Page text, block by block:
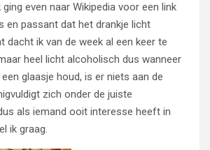
even naar Wikipedia voor een link
en passant dat het drankje licht
dacht ik van de week al een keer te
heel licht alcoholisch dus wanneer
glaasje houd, is er niets aan de
zich onder de juiste
als iemand ooit interesse heeft in
ik graag.